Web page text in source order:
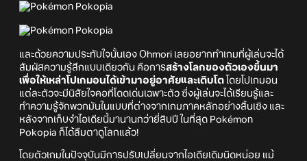
และด้วยความประทับใจนั้นเอง Ohmori เลยอยากทำเกมที่ผู้เล่นจะได้
สัมผัสความรู้สึกแบบเดียวกัน คือการสร้างโลกของตัวเองขึ้นมา
เพื่อให้เหล่าโปเกมอนได้เข้ามาอยู่อาศัยและเติบโต โดยโปเกมอน
แต่ละตัวจะมีนิสัยใจคอที่โดดเด่นเฉพาะตัว ซึ่งผู้เล่นจะได้เรียนรู้และ
ทำความรู้จักพวกมันในแบบที่ต่างจากเกมภาคหลักอย่างสิ้นเชิง และ
หลังจากเก็บงำไอเดียนี้มานานกว่ายี่สิบปี ในที่สุด Pokémon
Pokopia ก็ได้ลืมตาดูโลกแล้ว!
โดยตัวเกมในปัจจุบันมีการปรับเปลี่ยนจากไอเดียเดิมนิดหน่อย แม้